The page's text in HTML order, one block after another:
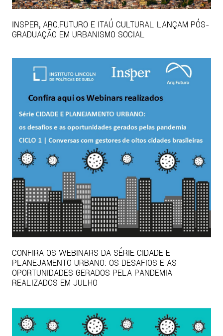
INSPER, ARQ.FUTURO E ITAÚ CULTURAL LANÇAM PÓS-
GRADUAÇÃO EM URBANISMO SOCIAL
CONFIRA OS WEBINARS DA SÉRIE CIDADE E
PLANEJAMENTO URBANO: OS DESAFIOS E AS
OPORTUNIDADES GERADOS PELA PANDEMIA
REALIZADOS EM JULHO